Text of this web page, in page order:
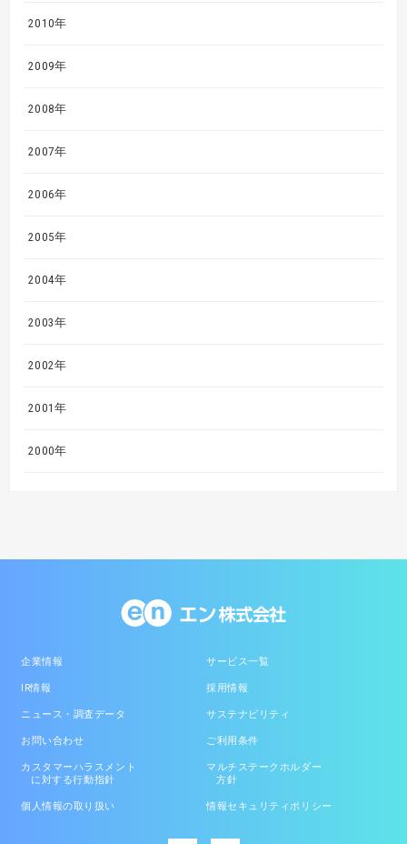
2010年
2009年
2008年
2007年
2006年
2005年
2004年
2003年
2002年
2001年
2000年
企業情報 サービス一覧
IR情報 採用情報
ニュース・調査データ サステナビリティ
お問い合わせ ご利用条件
カスタマーハラスメント
に対する行動指針
マルチステークホルダー
方針
個人情報の取り扱い 情報セキュリティポリシー